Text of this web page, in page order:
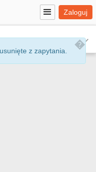
Zaloguj
⌵
z zapytania.
��